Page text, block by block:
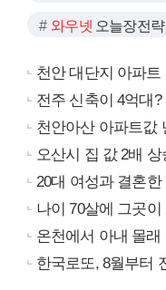
와우넷 오늘장전략
천안 대단지 아파트
전주 신축이 4억대
천안아산 아파트값
오산시 집 값 2배
20대 여성과 결혼
나이 70살에 그곳
온천에서 아내 몰
한국로또, 8월부터